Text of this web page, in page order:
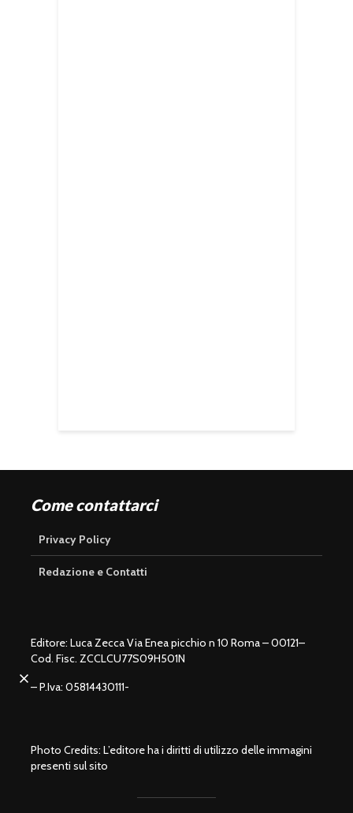
u
a
d
%
Come contattarci
Privacy Policy
Redazione e Contatti
Editore: Luca Zecca Via Enea picchio n 10 Roma – 00121–
Cod. Fisc. ZCCLCU77S09H501N
– P.Iva: 05814430111-
Photo Credits: L’editore ha i diritti di utilizzo delle immagini
presenti sul sito